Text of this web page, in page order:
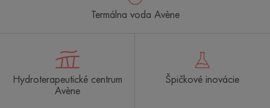
Termálna voda Avène
Hydroterapeutické centrum
Avène
Špičkové inovácie